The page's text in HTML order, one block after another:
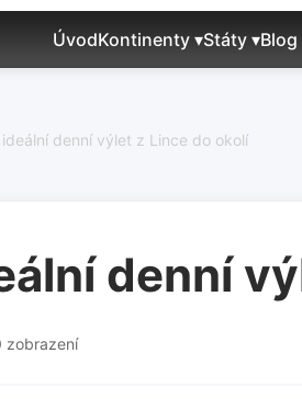
ÚvodKontinenty ▾Státy ▾Blog
denní výlet z Lince do okolí
denní